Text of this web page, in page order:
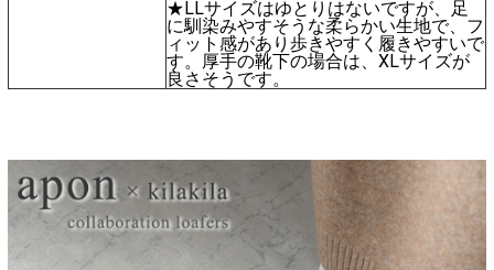
★LLサイズはゆとりはないですが、足
に馴染みやすそうな柔らかい生地で、フ
ィット感があり歩きやすく履きやすいで
す。厚手の靴下の場合は、XLサイズが
良さそうです。